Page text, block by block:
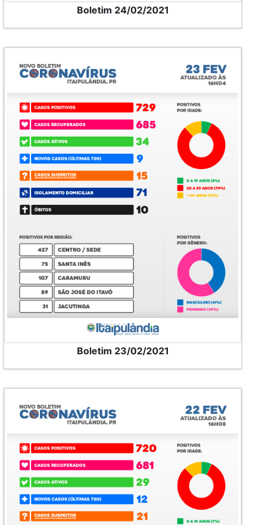
Boletim 24/02/2021
Boletim 23/02/2021